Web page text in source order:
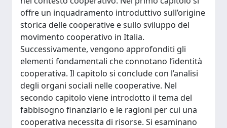
offre un inquadramento introduttivo sull’origine
storica delle cooperative e sullo sviluppo del
movimento cooperativo in Italia.
Successivamente, vengono approfonditi gli
elementi fondamentali che connotano l’identità
cooperativa. Il capitolo si conclude con l’analisi
degli organi sociali nelle cooperative. Nel
secondo capitolo viene introdotto il tema del
fabbisogno finanziario e le ragioni per cui una
cooperativa necessita di risorse. Si esaminano